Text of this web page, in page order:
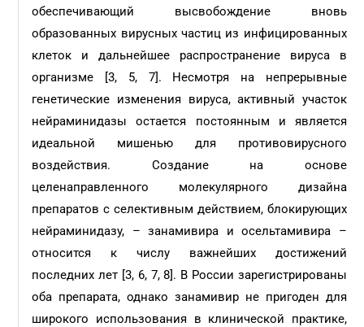
обеспечивающий высвобождение вновь
образованных вирусных частиц из инфицированных
клеток и дальнейшее распространение вируса в
организме [3, 5, 7]. Несмотря на непрерывные
генетические изменения вируса, активный участок
нейраминидазы остается постоянным и является
идеальной мишенью для противовирусного
воздействия. Создание на основе
целенаправленного молекулярного дизайна
препаратов с селективным действием, блокирующих
нейраминидазу, – занамивира и осельтамивира –
относится к числу важнейших достижений
последних лет [3, 6, 7, 8]. В России зарегистрированы
оба препарата, однако занамивир не пригоден для
широкого использования в клинической практике,